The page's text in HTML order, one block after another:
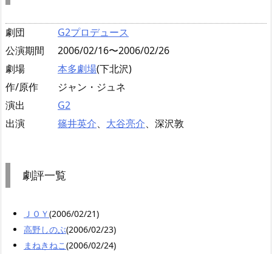
劇団
G2プロデュース
公演期間
2006/02/16〜2006/02/26
劇場
本多劇場(下北沢)
作/原作
ジャン・ジュネ
演出
G2
出演
篠井英介、 大谷亮介、深沢敦
劇評一覧
ＪＯＹ(2006/02/21)
高野しのぶ(2006/02/23)
まねきねこ(2006/02/24)